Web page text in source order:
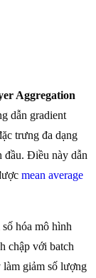
Aggregation
dẫn gradient
trưng đa dạng
đầu. Điều này dẫn
mean average
hóa mô hình
chập với batch
giảm số lượng